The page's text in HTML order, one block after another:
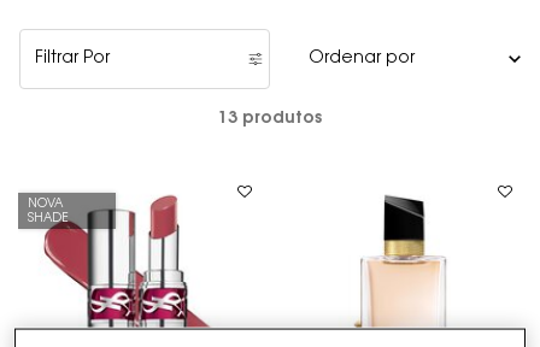
Filtrar Por
Filters menu
13 produtos
NOVA
SHADE